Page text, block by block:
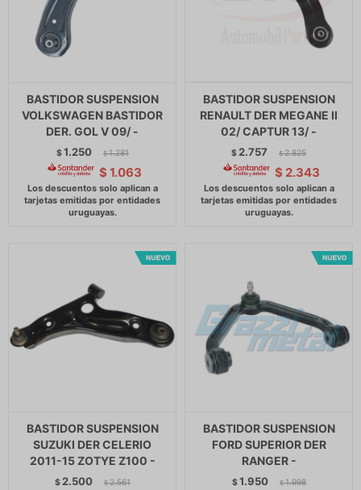
BASTIDOR SUSPENSION
VOLKSWAGEN BASTIDOR
DER. GOL V 09/ -
$1.250 $ 1.281
$ 1.063
BASTIDOR SUSPENSION
RENAULT DER MEGANE II
02/ CAPTUR 13/ -
$ 2.757 $ 2.825
$ 2.343
BASTIDOR SUSPENSION
SUZUKI DER CELERIO
2011-15 ZOTYE Z100 -
$ 2.500 $ 2.561
BASTIDOR SUSPENSION
FORD SUPERIOR DER
RANGER -
$1.950 $ 1.998